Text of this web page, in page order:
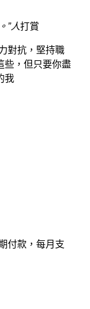
”人打賞
對抗，堅持職
些，但只要你盡
我
付款，每月支